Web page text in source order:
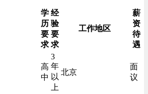
学
历
要
求
经
验
要
求
工作地区
薪
资
待
遇
高
中
3
年
以
上
北京
面
议